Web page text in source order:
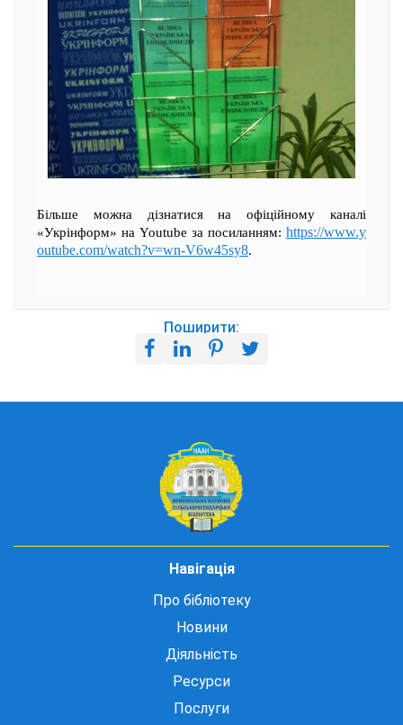
Більше можна дізнатися на офіційному каналі
«Укрінформ» на Youtube за посиланням: https://www.y
outube.com/watch?v=wn-V6w45sy8.
Поширити:
Навігація
Про бібліотеку
Новини
Діяльність
Ресурси
Послуги